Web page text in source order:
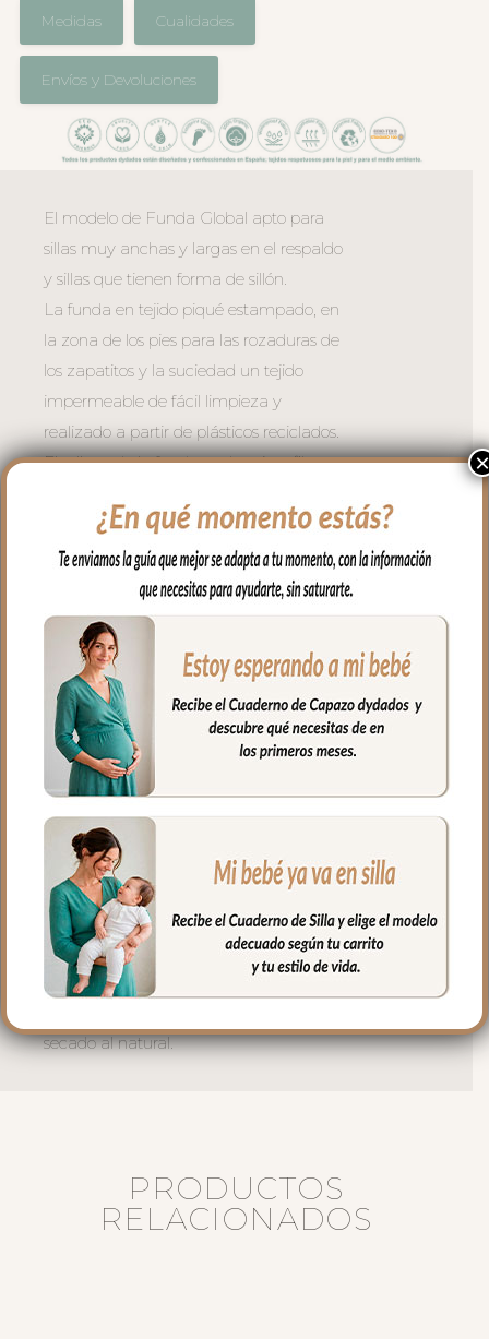
Medidas Cualidades
Envíos y Devoluciones
El modelo de Funda Global apto para
sillas muy anchas y largas en el respaldo
y sillas que tienen forma de sillón.
La funda en tejido piqué estampado, en
la zona de los pies para las rozaduras de
los zapatitos y la suciedad un tejido
impermeable de fácil limpieza y
realizado a partir de plásticos reciclados.
El relleno de la funda es de micro fibra
muy buena transpirabilidad. Por el revés
un tejido rejilla 3D para una mejor
Para sujetar la funda en la silla cuenta
con una trasera muy ancha y regulable
con goma. También lleva las cintas y las
gomitas por si la capota va unida al
respaldo y no puedes usar la trasera.
Las aberturas verticales en el respaldo y
ojales en el culete y en los laterales son
aptos para la salida de arenes de todo
tipo de sillas.
En la zona de los pies una trasera elástica
para sujetar la funda en la parte de
abajo.
Puedes lavar a mano o en lavadora,
secado al natural.
PRODUCTOS
RELACIONADOS
×